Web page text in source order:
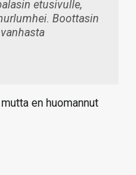
etusivulle,
Boottasin
en huomannut